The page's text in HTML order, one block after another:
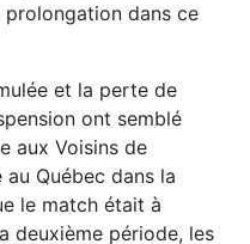
dans ce
et la perte de
ont semblé
aux Voisins de
au Québec dans la
le match était à
deuxième période, les